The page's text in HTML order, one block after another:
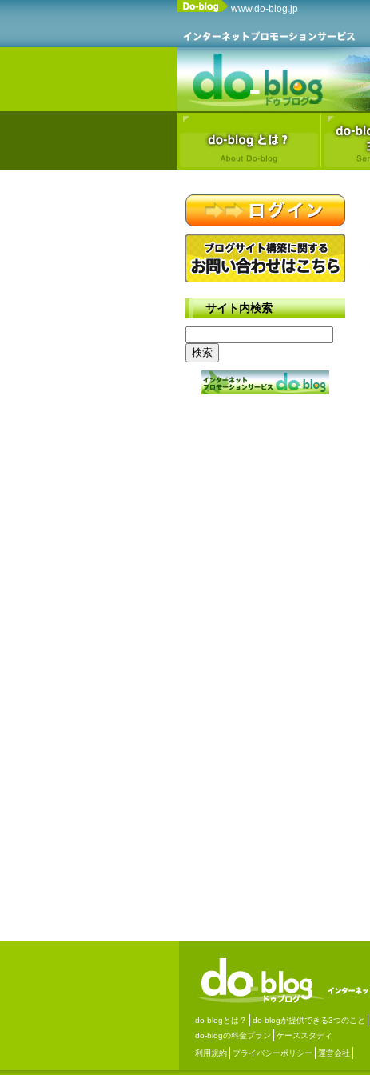
www.do-blog.jp
サイト内検索
do-blogとは？ do-blogが提供できる3つのこと
do-blogの料金プラン
ケーススタディ
利用規約
プライバシーポリシー 運営会社